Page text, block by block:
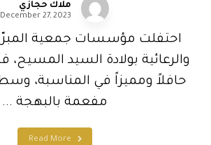
ملاك حجازي
December 27, 2023
احتفلت مؤسسات جمعية
والرعائية بولادة السيد
حافلاً ومميزاً في المناسبة،
مفعمة بالبهجة ...
Read More